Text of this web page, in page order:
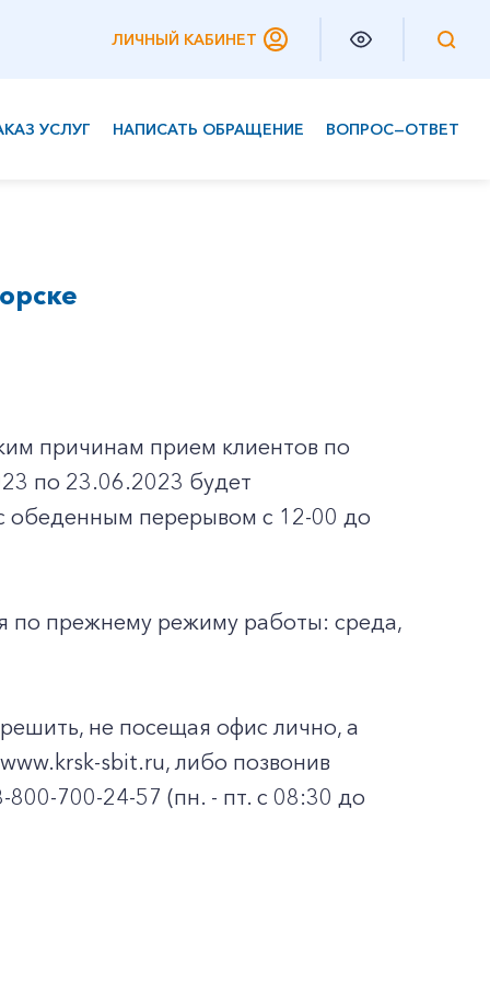
ЛИЧНЫЙ КАБИНЕТ
УСЛУГ НАПИСАТЬ ОБРАЩЕНИЕ ВОПРОС—ОТВЕТ
причинам прием клиентов по
по 23.06.2023 будет
обеденным перерывом с 12-00 до
по прежнему режиму работы: среда,
не посещая офис лично, а
sbit.ru, либо позвонив
700-24-57 (пн. - пт. с 08:30 до